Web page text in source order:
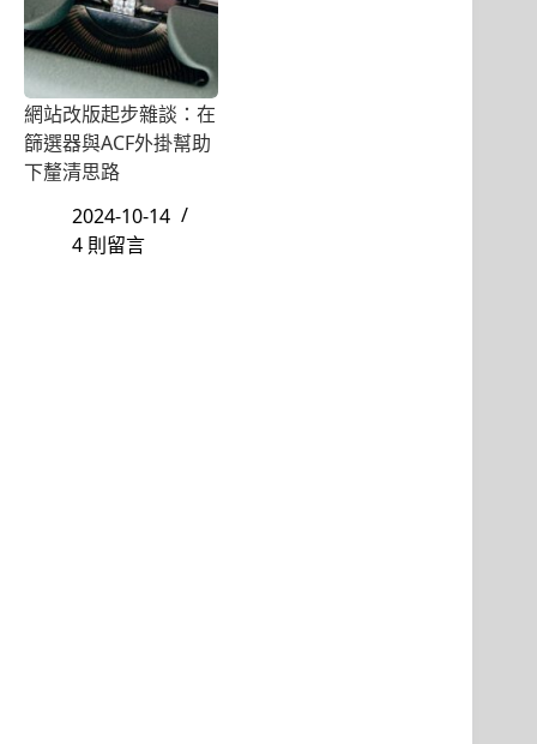
網站改版起步雜談：在
篩選器與ACF外掛幫助
下釐清思路
2024-10-14
4 則留言